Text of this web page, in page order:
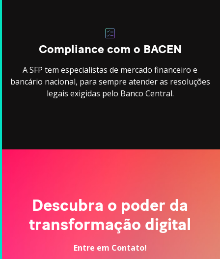
Compliance com o BACEN
A SFP tem especialistas de mercado financeiro e
bancário nacional, para sempre atender as resoluções
legais exigidas pelo Banco Central.
Descubra o poder da
transformação digital
Entre em Contato!